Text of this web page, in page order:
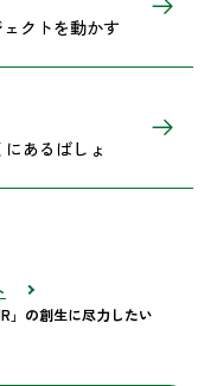
クトを動かす
あるばしょ
」の創生に尽力したい